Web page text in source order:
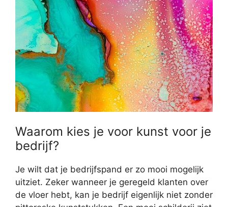
Waarom kies je voor kunst voor je
bedrijf?
Je wilt dat je bedrijfspand er zo mooi mogelijk
uitziet. Zeker wanneer je geregeld klanten over
de vloer hebt, kan je bedrijf eigenlijk niet zonder